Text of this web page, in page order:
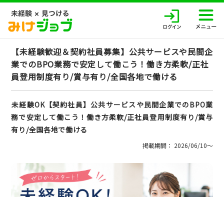
【未経験歓迎＆契約社員募集】公共サービスや民間企
業でのBPO業務で安定して働こう！働き方柔軟/正社
員登用制度有り/賞与有り/全国各地で働ける
未経験OK【契約社員】公共サービスや民間企業でのBPO業
務で安定して働こう！働き方柔軟/正社員登用制度有り/賞与
有り/全国各地で働ける
掲載期間： 2026/06/10〜